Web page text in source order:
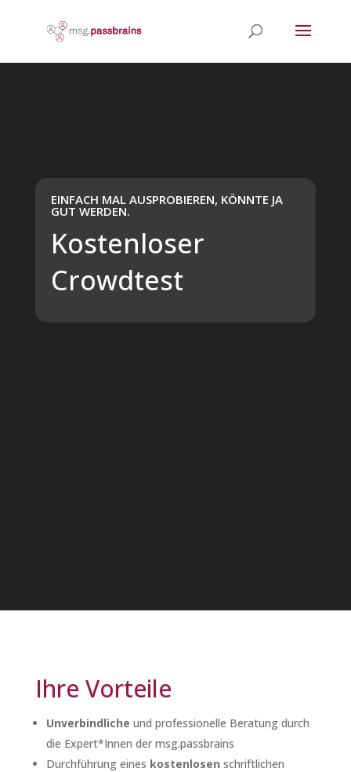
EINFACH MAL AUSPROBIEREN, KÖNNTE JA
GUT WERDEN.
Kostenloser
Crowdtest
Ihre Vorteile
Unverbindliche und professionelle Beratung durch
die Expert*Innen der msg.passbrains
Durchführung eines kostenlosen schriftlichen